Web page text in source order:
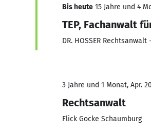
Bis heute 15 Jahre und 4
TEP, Fachanwalt
DR. HOSSER
3 Jahre und 1 Monat, Apr.
Rechtsanwalt
Flick Gocke Schaumburg